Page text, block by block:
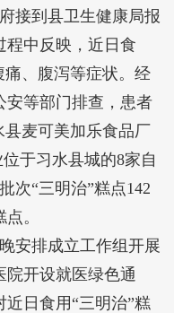
接到县卫生健康局报
程中反映，近日食
痛、腹泻等症状。经
安等部门排查，患者
县麦可美加乐食品厂
于习水县城的8家自
次“三明治”糕点142
。
安排成立工作组开展
院开设就医绿色通
日食用“三明治”糕